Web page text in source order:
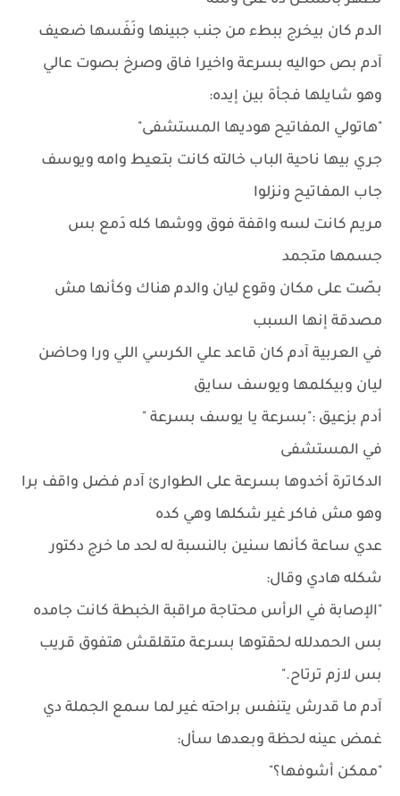
الدم كان بيخرج ببطء من جنب جبينها ونَفَسها ضعيف
آدم بص حواليه بسرعة واخيرا فاق وصرخ بصوت عالي
وهو شايلها فجأة بين إيده:
"هاتولي المفاتيح هوديها المستشفى"
جري بيها ناحية الباب خالته كانت بتعيط وامه ويوسف
جاب المفاتيح ونزلوا
مريم كانت لسه واقفة فوق ووشها كله دَمع بس
جسمها متجمد
بصّت على مكان وقوع ليان والدم هناك وكأنها مش
مصدقة إنها السبب
في العربية آدم كان قاعد علي الكرسي اللي ورا وحاضن
ليان وبيكلمها ويوسف سايق
أدم بزعيق :"بسرعة يا يوسف بسرعة "
في المستشفى
الدكاترة أخدوها بسرعة على الطوارئ آدم فضل واقف برا
وهو مش فاكر غير شكلها وهي كده
عدي ساعة كأنها سنين بالنسبة له لحد ما خرج دكتور
شكله هادي وقال:
"الإصابة في الرأس محتاجة مراقبة الخبطة كانت جامده
بس الحمدلله لحقتوها بسرعة متقلقش هتفوق قريب
بس لازم ترتاح."
آدم ما قدرش يتنفس براحته غير لما سمع الجملة دي
غمض عينه لحظة وبعدها سأل:
"ممكن أشوفها؟"